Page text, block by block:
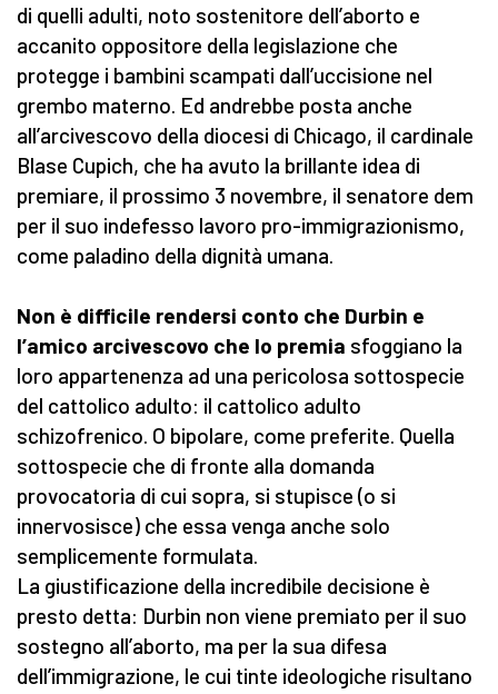
di quelli adulti, noto sostenitore dell’aborto e
accanito oppositore della legislazione che
protegge i bambini scampati dall’uccisione nel
grembo materno. Ed andrebbe posta anche
all’arcivescovo della diocesi di Chicago, il cardinale
Blase Cupich, che ha avuto la brillante idea di
premiare, il prossimo 3 novembre, il senatore dem
per il suo indefesso lavoro pro-immigrazionismo,
come paladino della dignità umana.
Non è difficile rendersi conto che Durbin e
l’amico arcivescovo che lo premia sfoggiano la
loro appartenenza ad una pericolosa sottospecie
del cattolico adulto: il cattolico adulto
schizofrenico. O bipolare, come preferite. Quella
sottospecie che di fronte alla domanda
provocatoria di cui sopra, si stupisce (o si
innervosisce) che essa venga anche solo
semplicemente formulata.
La giustificazione della incredibile decisione è
presto detta: Durbin non viene premiato per il suo
sostegno all’aborto, ma per la sua difesa
dell’immigrazione, le cui tinte ideologiche risultano